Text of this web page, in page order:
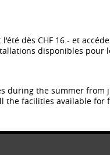
Soave
dès CHF 16.- et
disponibles pour
during the summer from
the facilities available for